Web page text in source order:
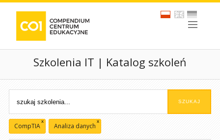
Szkolenia IT | Katalog szkoleń
CompTIA
x
Analiza danych
x